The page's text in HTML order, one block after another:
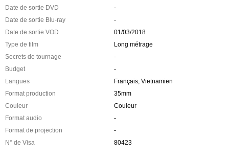
Date de sortie DVD
-
Date de sortie Blu-ray
-
Date de sortie VOD
01/03/2018
Type de film
Long métrage
Secrets de tournage
-
Budget
-
Langues
Français, Vietnamien
Format production
35mm
Couleur
Couleur
Format audio
-
Format de projection
-
N° de Visa
80423